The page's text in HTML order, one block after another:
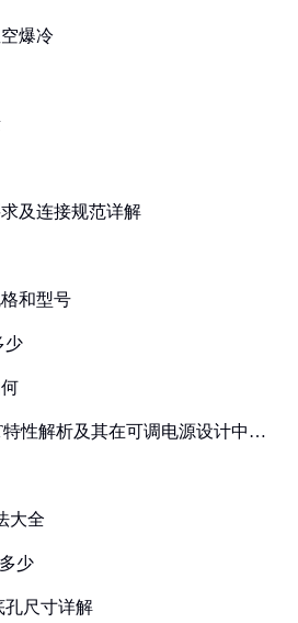
爆冷
及连接规范详解
和型号
少
特性解析及其在可调电源设计中的
大全
少
孔尺寸详解